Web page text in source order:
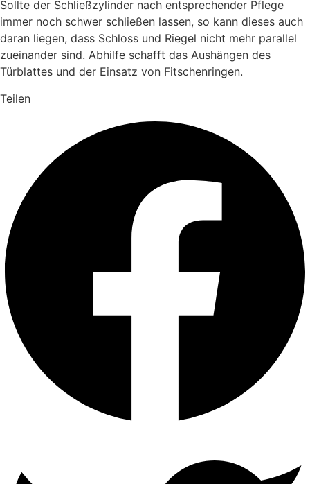
Sollte der Schließzylinder nach entsprechender Pflege
immer noch schwer schließen lassen, so kann dieses auch
daran liegen, dass Schloss und Riegel nicht mehr parallel
zueinander sind. Abhilfe schafft das Aushängen des
Türblattes und der Einsatz von Fitschenringen.
Teilen